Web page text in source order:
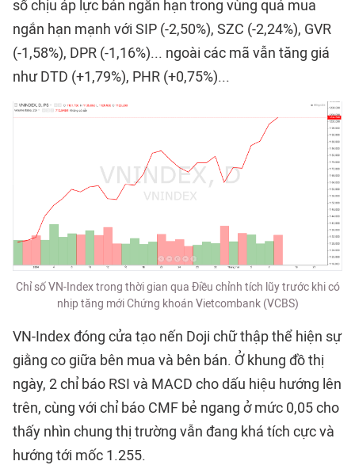
số chịu áp lực bán ngắn hạn trong vùng quá mua
ngắn hạn mạnh với SIP (-2,50%), SZC (-2,24%), GVR
(-1,58%), DPR (-1,16%)... ngoài các mã vẫn tăng giá
như DTD (+1,79%), PHR (+0,75%)...
Chỉ số VN-Index trong thời gian qua Điều chỉnh tích lũy trước khi có
nhịp tăng mới Chứng khoán Vietcombank (VCBS)
VN-Index đóng cửa tạo nến Doji chữ thập thể hiện sự
giằng co giữa bên mua và bên bán. Ở khung đồ thị
ngày, 2 chỉ báo RSI và MACD cho dấu hiệu hướng lên
trên, cùng với chỉ báo CMF bẻ ngang ở mức 0,05 cho
thấy nhìn chung thị trường vẫn đang khá tích cực và
hướng tới mốc 1.255.